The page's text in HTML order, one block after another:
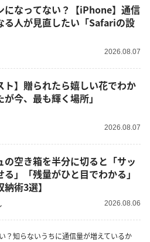
になってない？【iPhone】通信
る人が見直したい「Safariの設
2026.08.07
ト】贈られたら嬉しい花でわか
今、最も輝く場所」
2026.08.07
の空き箱を半分に切ると「サッ
る」「残量がひと目でわかる」
納術3選】
2026.08.06
？知らないうちに通信量が増えているか